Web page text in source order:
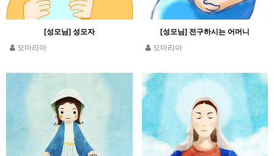
[성모님] 성모자
오마리아
[성모님] 전구하시는 어머니
오마리아